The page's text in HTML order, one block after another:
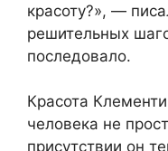
красоту?», —
решительных
последовало.
Красота
человека не
присутствии он